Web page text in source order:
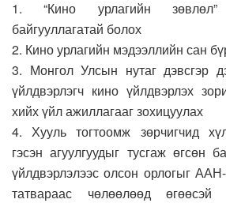
1. “Кино урлагийн
байгууллагатай болох
2. Кино урлагийн мэдээллийн сан
3. Монгол Улсын нутаг дэвсгэр
үйлдвэрлэгч кино үйлдвэрлэх
хийх үйл ажиллагааг зохицуулах
4. Хууль тогтоомж зөрчигчид
гэсэн агуулгуудыг тусгаж өгсөн
үйлдвэрлэлээс олсон орлогыг
татвараас чөлөөлөөд